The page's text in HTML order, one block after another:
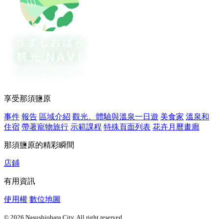
享受那須鹽原
事件 報告 區域介紹 觀光、體驗與溫泉一日遊 美食家 溫泉和
住宿 帶著寵物旅行 示範課程 特殊頁面列表 花卉月曆畫廊
那須鹽原的精彩瞬間
店鋪
有用資訊
使用權 數位地圖
© 2026 Nasushiobara City. All right reserved.